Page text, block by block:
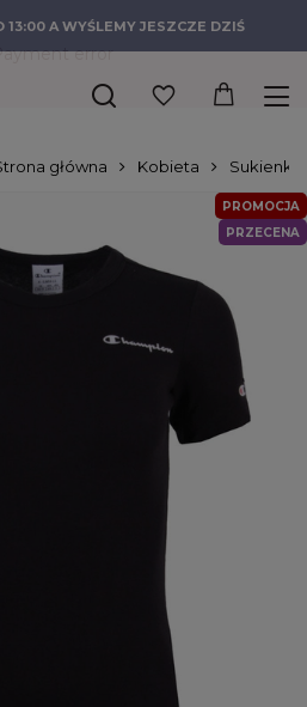
A WYŚLEMY JESZCZE DZIŚ
główna Kobieta Sukienki
PROMOCJA
PRZECENA